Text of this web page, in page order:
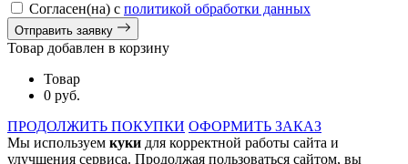
Согласен(на) с политикой обработки данных
Отправить заявку
Товар добавлен в корзину
Товар
0 руб.
ПРОДОЛЖИТЬ ПОКУПКИ ОФОРМИТЬ ЗАКАЗ
Мы используем куки для корректной работы сайта и
улучшения сервиса. Продолжая пользоваться сайтом, вы